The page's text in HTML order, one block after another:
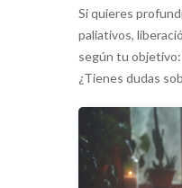
Si quieres
paliativos,
según tu objetivo:
¿Tienes dudas